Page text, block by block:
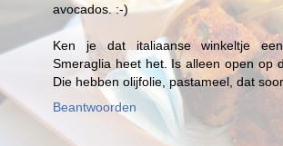
avocados. :-)
Ken je dat italiaanse winkeltje
Smeraglia heet het. Is alleen open op
Die hebben olijfolie, pastameel, dat
Beantwoorden